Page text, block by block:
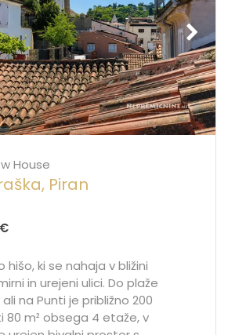
House
Piran
hišo, ki se nahaja v bližini
in urejeni ulici. Do plaže
na Punti je približno 200
80 m² obsega 4 etaže, v